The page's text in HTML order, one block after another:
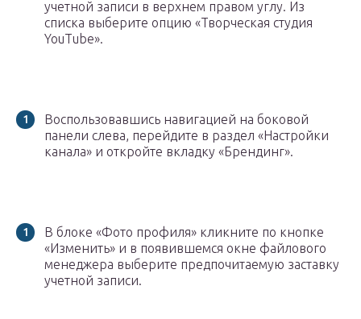
учетной записи в верхнем правом углу. Из
списка выберите опцию «Творческая студия
YouTube».
Воспользовавшись навигацией на боковой
панели слева, перейдите в раздел «Настройки
канала» и откройте вкладку «Брендинг».
В блоке «Фото профиля» кликните по кнопке
«Изменить» и в появившемся окне файлового
менеджера выберите предпочитаемую заставку
учетной записи.